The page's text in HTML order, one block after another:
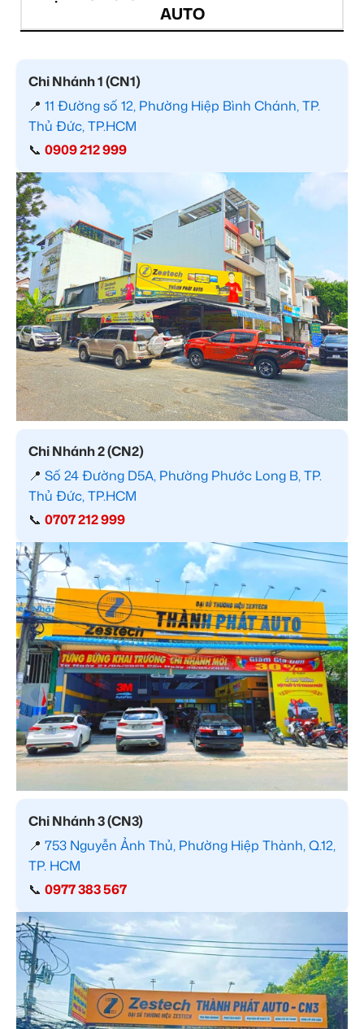
AUTO
Chi Nhánh 1 (CN1)
📍 11 Đường số 12, Phường Hiệp Bình Chánh, TP.
Thủ Đức, TP.HCM
📞 0909 212 999
Chi Nhánh 2 (CN2)
📍 Số 24 Đường D5A, Phường Phước Long B, TP.
Thủ Đức, TP.HCM
📞 0707 212 999
Chi Nhánh 3 (CN3)
📍 753 Nguyễn Ảnh Thủ, Phường Hiệp Thành, Q.12,
TP. HCM
📞 0977 383 567